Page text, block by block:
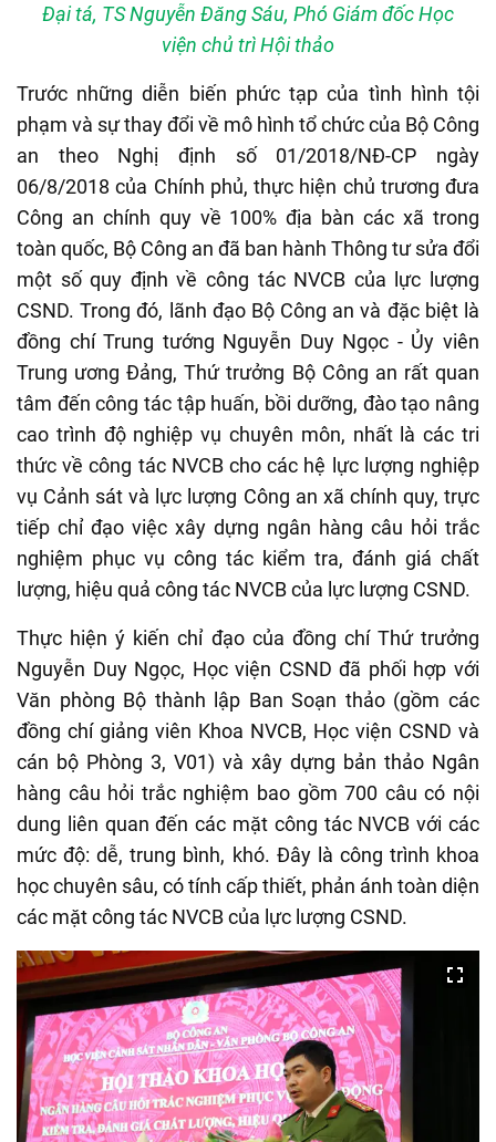
Đại tá, TS Nguyễn Đăng Sáu, Phó Giám đốc Học
viện chủ trì Hội thảo
Trước những diễn biến phức tạp của tình hình tội
phạm và sự thay đổi về mô hình tổ chức của Bộ Công
an theo Nghị định số 01/2018/NĐ-CP ngày
06/8/2018 của Chính phủ, thực hiện chủ trương đưa
Công an chính quy về 100% địa bàn các xã trong
toàn quốc, Bộ Công an đã ban hành Thông tư sửa đổi
một số quy định về công tác NVCB của lực lượng
CSND. Trong đó, lãnh đạo Bộ Công an và đặc biệt là
đồng chí Trung tướng Nguyễn Duy Ngọc - Ủy viên
Trung ương Đảng, Thứ trưởng Bộ Công an rất quan
tâm đến công tác tập huấn, bồi dưỡng, đào tạo nâng
cao trình độ nghiệp vụ chuyên môn, nhất là các tri
thức về công tác NVCB cho các hệ lực lượng nghiệp
vụ Cảnh sát và lực lượng Công an xã chính quy, trực
tiếp chỉ đạo việc xây dựng ngân hàng câu hỏi trắc
nghiệm phục vụ công tác kiểm tra, đánh giá chất
lượng, hiệu quả công tác NVCB của lực lượng CSND.
Thực hiện ý kiến chỉ đạo của đồng chí Thứ trưởng
Nguyễn Duy Ngọc, Học viện CSND đã phối hợp với
Văn phòng Bộ thành lập Ban Soạn thảo (gồm các
đồng chí giảng viên Khoa NVCB, Học viện CSND và
cán bộ Phòng 3, V01) và xây dựng bản thảo Ngân
hàng câu hỏi trắc nghiệm bao gồm 700 câu có nội
dung liên quan đến các mặt công tác NVCB với các
mức độ: dễ, trung bình, khó. Đây là công trình khoa
học chuyên sâu, có tính cấp thiết, phản ánh toàn diện
các mặt công tác NVCB của lực lượng CSND.